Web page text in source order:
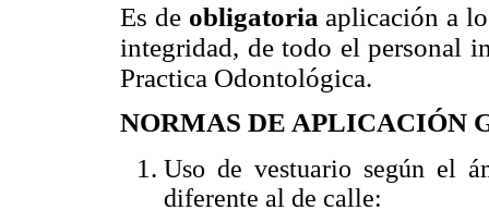
Es de obligatoria aplicación a
integridad, de todo el personal
Practica Odontológica.
NORMAS DE APLICACIÓN
Uso de vestuario según el
diferente al de calle: